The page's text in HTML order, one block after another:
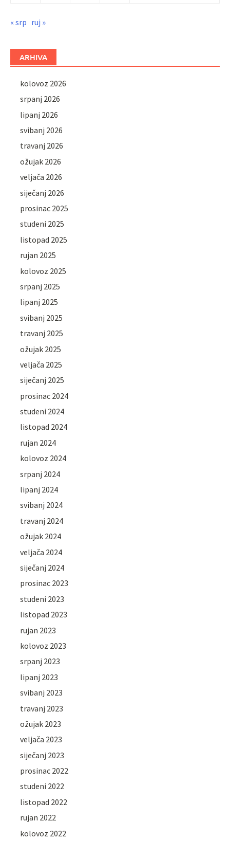
« srp ruj »
ARHIVA
kolovoz 2026
srpanj 2026
lipanj 2026
svibanj 2026
travanj 2026
ožujak 2026
veljača 2026
siječanj 2026
prosinac 2025
studeni 2025
listopad 2025
rujan 2025
kolovoz 2025
srpanj 2025
lipanj 2025
svibanj 2025
travanj 2025
ožujak 2025
veljača 2025
siječanj 2025
prosinac 2024
studeni 2024
listopad 2024
rujan 2024
kolovoz 2024
srpanj 2024
lipanj 2024
svibanj 2024
travanj 2024
ožujak 2024
veljača 2024
siječanj 2024
prosinac 2023
studeni 2023
listopad 2023
rujan 2023
kolovoz 2023
srpanj 2023
lipanj 2023
svibanj 2023
travanj 2023
ožujak 2023
veljača 2023
siječanj 2023
prosinac 2022
studeni 2022
listopad 2022
rujan 2022
kolovoz 2022